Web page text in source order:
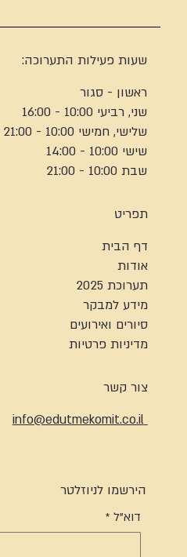
שעות פעילות התערוכה:
ראשון - סגור
שני, רביעי 10:00 - 16:00
שלישי, חמישי 10:00 - 21:00
שישי 10:00 - 14:00
שבת 10:00 - 21:00
תפריט
דף הבית
אודות
תערוכת 2025
מידע למבקר
סיורים ואירועים
מדיניות פרטיות
צור קשר
info@edutmekomit.co.il
הירשמו לניוזלטר
דוא"ל *